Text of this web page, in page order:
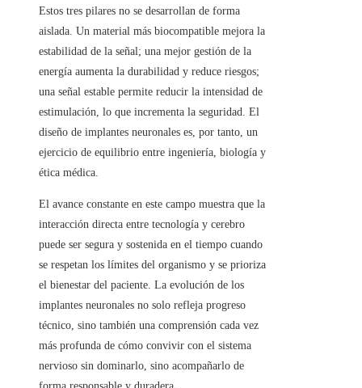
Estos tres pilares no se desarrollan de forma
aislada. Un material más biocompatible mejora la
estabilidad de la señal; una mejor gestión de la
energía aumenta la durabilidad y reduce riesgos;
una señal estable permite reducir la intensidad de
estimulación, lo que incrementa la seguridad. El
diseño de implantes neuronales es, por tanto, un
ejercicio de equilibrio entre ingeniería, biología y
ética médica.
El avance constante en este campo muestra que la
interacción directa entre tecnología y cerebro
puede ser segura y sostenida en el tiempo cuando
se respetan los límites del organismo y se prioriza
el bienestar del paciente. La evolución de los
implantes neuronales no solo refleja progreso
técnico, sino también una comprensión cada vez
más profunda de cómo convivir con el sistema
nervioso sin dominarlo, sino acompañarlo de